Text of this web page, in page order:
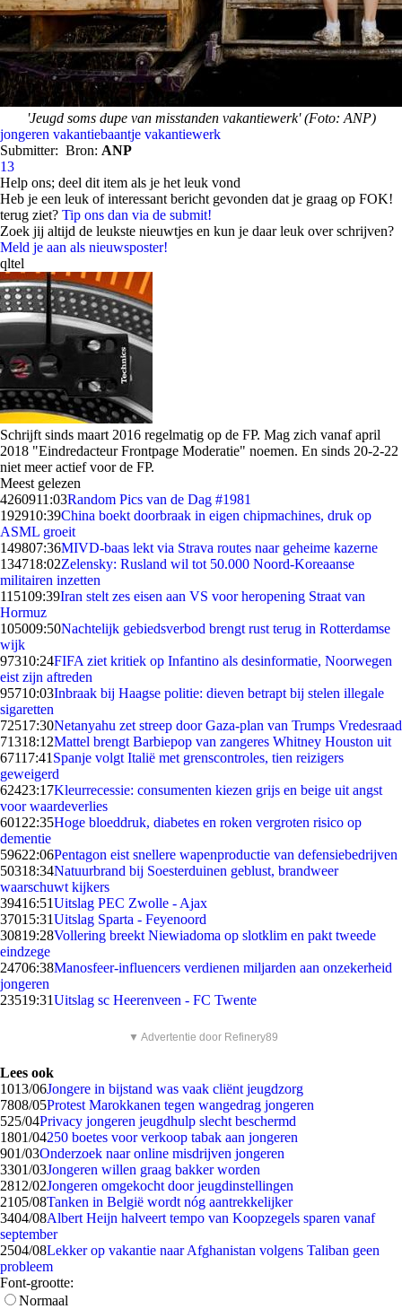
'Jeugd soms dupe van misstanden vakantiewerk' (Foto: ANP)
jongeren vakantiebaantje vakantiewerk
Submitter: Bron: ANP
13
Help ons; deel dit item als je het leuk vond
Heb je een leuk of interessant bericht gevonden dat je graag op FOK!
terug ziet? Tip ons dan via de submit!
Zoek jij altijd de leukste nieuwtjes en kun je daar leuk over schrijven?
Meld je aan als nieuwsposter!
qltel
Schrijft sinds maart 2016 regelmatig op de FP. Mag zich vanaf april
2018 "Eindredacteur Frontpage Moderatie" noemen. En sinds 20-2-22
niet meer actief voor de FP.
Meest gelezen
4260911:03Random Pics van de Dag #1981
192910:39China boekt doorbraak in eigen chipmachines, druk op
ASML groeit
149807:36MIVD-baas lekt via Strava routes naar geheime kazerne
134718:02Zelensky: Rusland wil tot 50.000 Noord-Koreaanse
militairen inzetten
115109:39Iran stelt zes eisen aan VS voor heropening Straat van
Hormuz
105009:50Nachtelijk gebiedsverbod brengt rust terug in Rotterdamse
wijk
97310:24FIFA ziet kritiek op Infantino als desinformatie, Noorwegen
eist zijn aftreden
95710:03Inbraak bij Haagse politie: dieven betrapt bij stelen illegale
sigaretten
72517:30Netanyahu zet streep door Gaza-plan van Trumps Vredesraad
71318:12Mattel brengt Barbiepop van zangeres Whitney Houston uit
67117:41 Spanje volgt Italië met grenscontroles, tien reizigers
geweigerd
62423:17Kleurrecessie: consumenten kiezen grijs en beige uit angst
voor waardeverlies
601 22:35Hoge bloeddruk, diabetes en roken vergroten risico op
dementie
59622:06Pentagon eist snellere wapenproductie van defensiebedrijven
50318:34Natuurbrand bij Soesterduinen geblust, brandweer
waarschuwt kijkers
39416:51Uitslag PEC Zwolle - Ajax
37015:31Uitslag Sparta - Feyenoord
30819:28Vollering breekt Niewiadoma op slotklim en pakt tweede
eindzege
24706:38Manosfeer-influencers verdienen miljarden aan onzekerheid
jongeren
23519:31Uitslag sc Heerenveen - FC Twente
▼ Advertentie door Refinery89
Lees ook
1013/06Jongere in bijstand was vaak cliënt jeugdzorg
7808/05Protest Marokkanen tegen wangedrag jongeren
525/04Privacy jongeren jeugdhulp slecht beschermd
1801/04250 boetes voor verkoop tabak aan jongeren
901/03Onderzoek naar online misdrijven jongeren
3301/03Jongeren willen graag bakker worden
2812/02Jongeren omgekocht door jeugdinstellingen
2105/08Tanken in België wordt nóg aantrekkelijker
3404/08Albert Heijn halveert tempo van Koopzegels sparen vanaf
september
2504/08Lekker op vakantie naar Afghanistan volgens Taliban geen
probleem
Font-grootte:
Normaal